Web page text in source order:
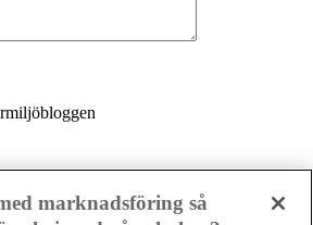
marknadsföring så